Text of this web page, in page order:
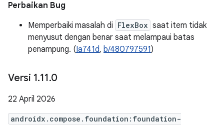
Perbaikan Bug
Memperbaiki masalah di FlexBox saat item tidak
menyusut dengan benar saat melampaui batas
penampung. (Ia741d, b/480797591)
Versi 1.11.0
22 April 2026
androidx.compose.foundation:foundation-